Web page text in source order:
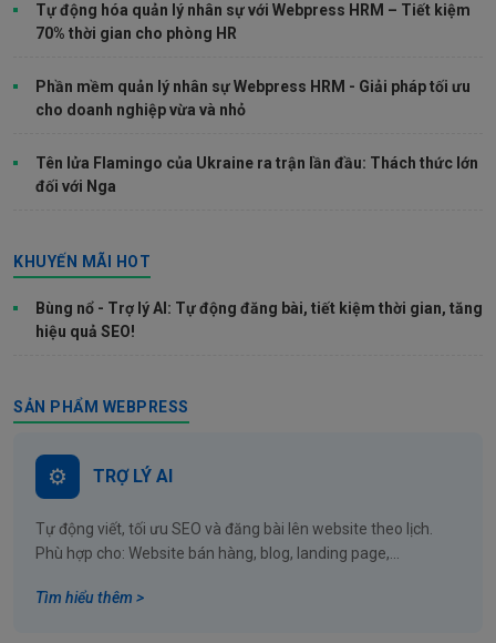
Tự động hóa quản lý nhân sự với Webpress HRM – Tiết kiệm
70% thời gian cho phòng HR
Phần mềm quản lý nhân sự Webpress HRM - Giải pháp tối ưu
cho doanh nghiệp vừa và nhỏ
Tên lửa Flamingo của Ukraine ra trận lần đầu: Thách thức lớn
đối với Nga
KHUYẾN MÃI HOT
Bùng nổ - Trợ lý AI: Tự động đăng bài, tiết kiệm thời gian, tăng
hiệu quả SEO!
SẢN PHẨM WEBPRESS
TRỢ LÝ AI
Tự động viết, tối ưu SEO và đăng bài lên website theo lịch.
Phù hợp cho: Website bán hàng, blog, landing page,...
Tìm hiểu thêm >